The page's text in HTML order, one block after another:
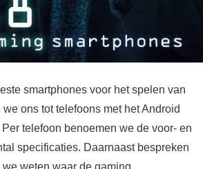
smartphones voor het spelen van
ons tot telefoons met het Android
telefoon benoemen we de voor- en
specificaties. Daarnaast bespreken
weten waar de gaming